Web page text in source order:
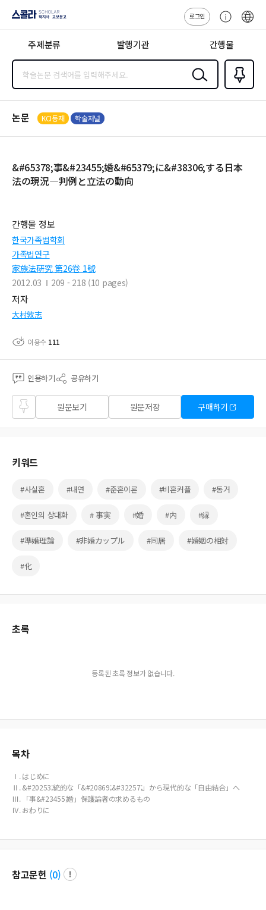
지사·교보문고
로그인
센
주제분류 발행기관 간행물
검색
즐겨찾
기0
논문 KCI등재 학술저널
&#65378;事&#23455;婚&#65379;に&#38306;する日本
法の現況―判例と立法の動向
간행물 정보
한국가족법학회
가족법연구
家族法硏究 第26卷 1號
2012.03
209 - 218 (10 pages)
저자
大村敦志
이용수 111
인용하기 공유하기
즐겨
찾기
원문보기 원문저장 구매하기
키워드
#사실혼 #내연 #준혼이론 #비혼커플 #동거
#혼인의 상대화 # 事実 #婚 #内 #縁
#準婚理論 #非婚カップル #同居 #婚姻の相対
#化
초록
등록된 초록 정보가 없습니다.
목차
Ⅰ. はじめに
Ⅱ. &#20253;統的な「&#20869;&#32257;」から現代的な「自由結合」へ
Ⅲ. 「事&#23455;婚」保護論者の求めるもの
Ⅳ. おわりに
참고문헌 (0)